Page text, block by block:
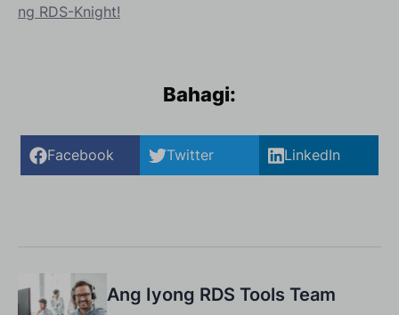
ng RDS-Knight!
Bahagi:
Facebook Twitter LinkedIn
Ang Iyong RDS Tools Team